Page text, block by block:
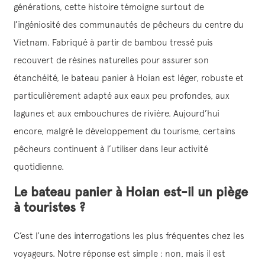
générations, cette histoire témoigne surtout de
l’ingéniosité des communautés de pêcheurs du centre du
Vietnam. Fabriqué à partir de bambou tressé puis
recouvert de résines naturelles pour assurer son
étanchéité, le bateau panier à Hoian est léger, robuste et
particulièrement adapté aux eaux peu profondes, aux
lagunes et aux embouchures de rivière. Aujourd’hui
encore, malgré le développement du tourisme, certains
pêcheurs continuent à l’utiliser dans leur activité
quotidienne.
Le bateau panier à Hoian est-il un piège
à touristes ?
C’est l’une des interrogations les plus fréquentes chez les
voyageurs. Notre réponse est simple : non, mais il est